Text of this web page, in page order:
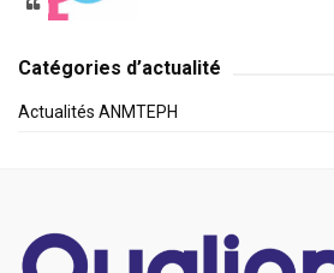
Catégories d’actualité
Actualités ANMTEPH